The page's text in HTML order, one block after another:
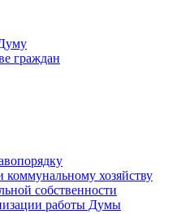
граждан
коммунальному хозяйству
собственности
работы Думы